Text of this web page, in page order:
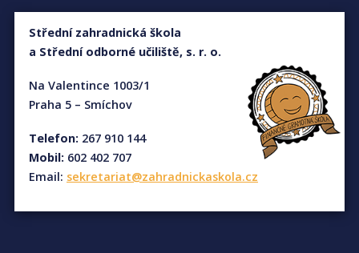
Střední zahradnická škola
a Střední odborné učiliště, s. r. o.
Na Valentince 1003/1
Praha 5 – Smíchov
Telefon: 267 910 144
Mobil: 602 402 707
Email: sekretariat@zahradnickaskola.cz